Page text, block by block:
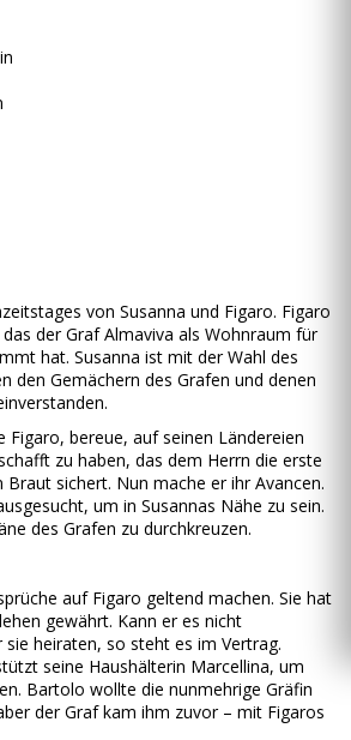
von Susanna und Figaro. Figaro
der Graf Almaviva als Wohnraum für
hat. Susanna ist mit der Wahl des
den Gemächern des Grafen und denen
Figaro, bereue, auf seinen Ländereien
zu haben, das dem Herrn die erste
sichert. Nun mache er ihr Avancen.
um in Susannas Nähe zu sein.
des Grafen zu durchkreuzen.
auf Figaro geltend machen. Sie hat
gewährt. Kann er es nicht
sie heiraten, so steht es im Vertrag.
seine Haushälterin Marcellina, um
Bartolo wollte die nunmehrige Gräfin
der Graf kam ihm zuvor – mit Figaros